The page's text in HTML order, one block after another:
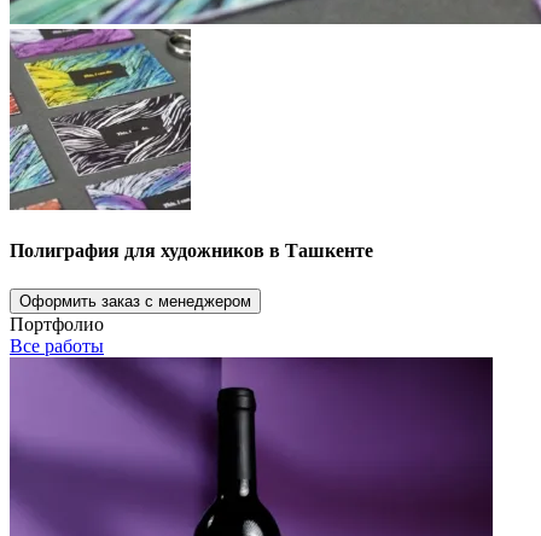
Полиграфия для художников в Ташкенте
Оформить заказ с менеджером
Портфолио
Все работы